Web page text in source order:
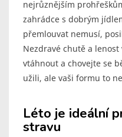
nejrůznějším
zahrádce s dobrým
přemlouvat nemusí,
Nezdravé chutě a
vtáhnout a chovejte se
užili, ale vaši formu to
Léto je ideální
stravu